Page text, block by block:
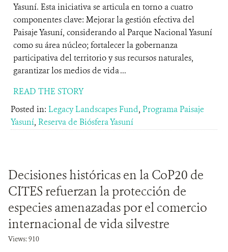
Yasuní. Esta iniciativa se articula en torno a cuatro
componentes clave: Mejorar la gestión efectiva del
Paisaje Yasuní, considerando al Parque Nacional Yasuní
como su área núcleo; fortalecer la gobernanza
participativa del territorio y sus recursos naturales,
garantizar los medios de vida ...
READ THE STORY
Posted in: Legacy Landscapes Fund, Programa Paisaje
Yasuní, Reserva de Biósfera Yasuní
Decisiones históricas en la CoP20 de
CITES refuerzan la protección de
especies amenazadas por el comercio
internacional de vida silvestre
Views: 910